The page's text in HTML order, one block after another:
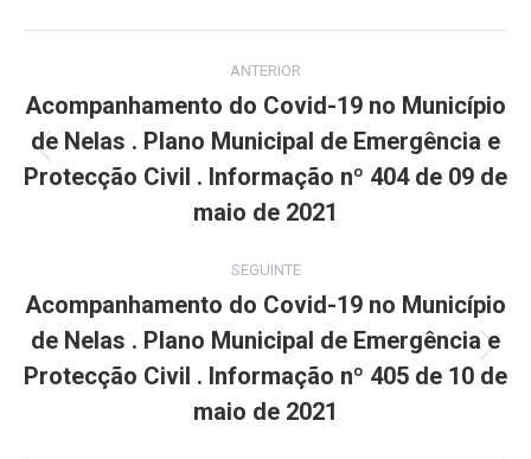
navigation
ANTERIOR
Previous
post:
Acompanhamento do Covid-19 no Município
de Nelas . Plano Municipal de Emergência e
Protecção Civil . Informação nº 404 de 09 de
maio de 2021
SEGUINTE
Next
post:
Acompanhamento do Covid-19 no Município
de Nelas . Plano Municipal de Emergência e
Protecção Civil . Informação nº 405 de 10 de
maio de 2021